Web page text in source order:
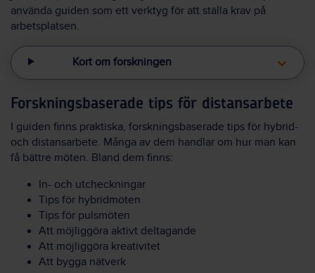
använda guiden som ett verktyg för att ställa krav på
arbetsplatsen.
Kort om forskningen
Forskningsbaserade tips för distansarbete
I guiden finns praktiska, forskningsbaserade tips för hybrid-
och distansarbete. Många av dem handlar om hur man kan
få bättre möten. Bland dem finns:
In- och utcheckningar
Tips för hybridmöten
Tips för pulsmöten
Att möjliggöra aktivt deltagande
Att möjliggöra kreativitet
Att bygga nätverk